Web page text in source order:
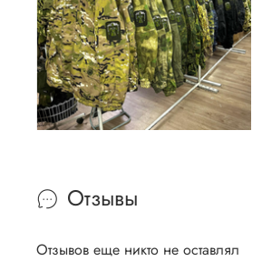
Отзывы
Отзывов еще никто не оставлял